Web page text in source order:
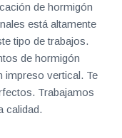
de hormigón
está altamente
tipo de trabajos.
de hormigón
impreso vertical. Te
Trabajamos
calidad.